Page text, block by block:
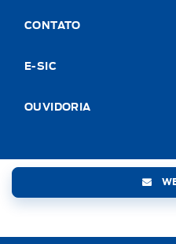
CONTATO
E-SIC
OUVIDORIA